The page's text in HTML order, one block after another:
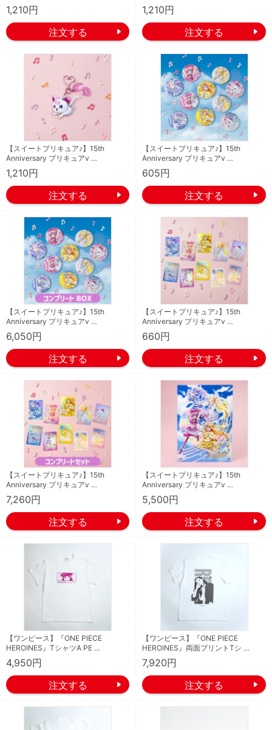
1,210円 1,210円
【スイートプリキュア♪】15th
Anniversary プリキュアv …
1,210円
【スイートプリキュア♪】15th
Anniversary プリキュアv …
605円
【スイートプリキュア♪】15th
Anniversary プリキュアv …
6,050円
【スイートプリキュア♪】15th
Anniversary プリキュアv …
660円
【スイートプリキュア♪】15th
Anniversary プリキュアv …
7,260円
【スイートプリキュア♪】15th
Anniversary プリキュアv …
5,500円
【ワンピース】『ONE PIECE
HEROINES』TシャツA PE …
4,950円
【ワンピース】『ONE PIECE
HEROINES』両面プリントTシ …
7,920円